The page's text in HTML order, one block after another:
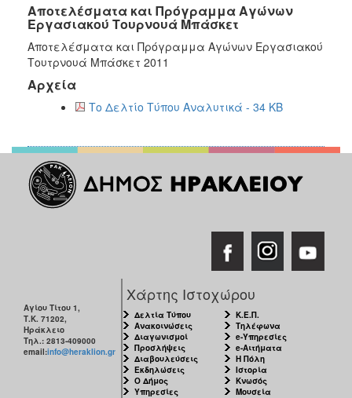
2022
2021
2020
2019
2017
2016
2015
2006
Αποτελέσματα και Πρόγραμμα Αγώνων
Εργασιακού Τουρνουά Μπάσκετ
Αποτελέσματα και Πρόγραμμα Αγώνων Εργασιακού
Τουτρνουά Μπάσκετ 2011
Αρχεία
Το Δελτίο Τύπου Αναλυτικά - 34 KB
Αγίου Τίτου 1,
Τ.Κ. 71202,
Ηράκλειο
Τηλ.: 2813-409000
email:info@heraklion.gr
Χάρτης Ιστοχώρου
Δελτία Τύπου
Ανακοινώσεις
Διαγωνισμοί
Προσλήψεις
Διαβουλεύσεις
Εκδηλώσεις
Ο Δήμος
Υπηρεσίες
Κ.Ε.Π.
Τηλέφωνα
e-Υπηρεσίες
e-Αιτήματα
Η Πόλη
Ιστορία
Κνωσός
Μουσεία